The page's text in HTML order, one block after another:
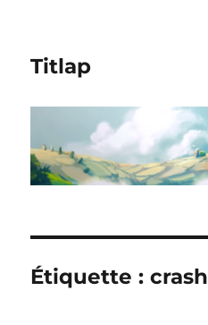
Titlap
Étiquette :crash